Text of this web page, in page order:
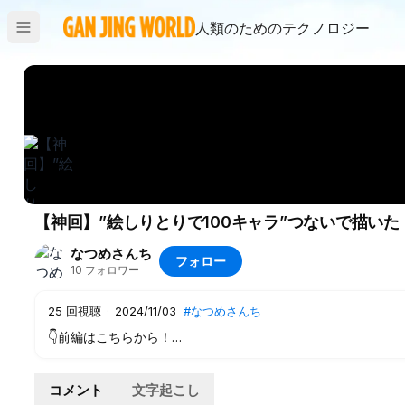
人類のためのテクノロジー
【神回】”絵しりとりで100キャラ”つないで描い
なつめさんち
10 フォロワー
フォロー
25 回視聴 · 2024/11/03 #なつめさんち
👇前編はこちらから！
漫画読み返したくなっちゃう企画でした…🥹
コメント 文字起こし